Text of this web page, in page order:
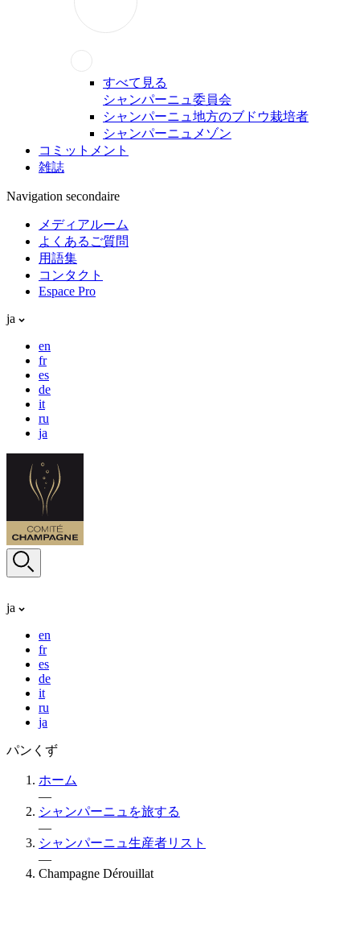
すべて見る
シャンパーニュ委員会
シャンパーニュ地方のブドウ栽培者
シャンパーニュメゾン
コミットメント
雑誌
Navigation secondaire
メディアルーム
よくあるご質問
用語集
コンタクト
Espace Pro
ja
en
fr
es
de
it
ru
ja
ja
en
fr
es
de
it
ru
ja
パンくず
ホーム
—
シャンパーニュを旅する
—
シャンパーニュ生産者リスト
—
Champagne Dérouillat